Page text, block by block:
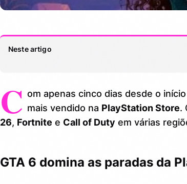
Neste artigo
GTA 6 na Microsoft Store
1.2. Onde comprar GTA 6 para Xbox com o
C om apenas cinco dias desde o
mais vendido na PlayStation Store.
26, Fortnite e Call of Duty em várias
GTA 6 domina as paradas da